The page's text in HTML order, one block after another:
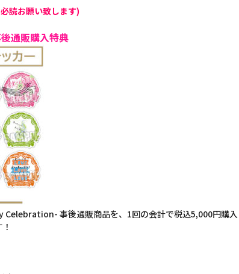
読お願い致します)
通販購入特典
事後通販商品を、1回の会計で税込5,000円購